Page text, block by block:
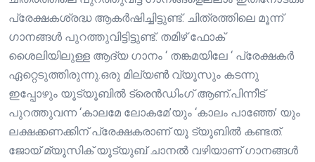
പ്രേക്ഷകശ്രദ്ധ ആകർഷിച്ചിട്ടുണ്ട്. ചിത്രത്തിലെ മൂന്ന്
ഗാനങ്ങൾ പുറത്തുവിട്ടിട്ടുണ്ട്. തമിഴ് ഫോക്
ശൈലിയിലുള്ള ആദ്യ ഗാനം ‘ തങ്കമയിലേ ‘ പ്രേക്ഷകർ
ഏറ്റെടുത്തിരുന്നു.ഒരു മില്യൺ വ്യൂസും കടന്നു
ഇപ്പോഴും യൂട്യൂബിൽ ട്രെൻഡിംഗ് ആണ്.പിന്നീട്
പുറത്തുവന്ന ‘കാലമേ ലോകമേ’യും ‘കാലം പാഞ്ഞേ’ യും
ലക്ഷക്കണക്കിന് പ്രേക്ഷകരാണ് യൂ ട്യൂബിൽ കണ്ടത്.
ജോയ് മ്യൂസിക് യൂട്യുബ് ചാനൽ വഴിയാണ് ഗാനങ്ങൾ